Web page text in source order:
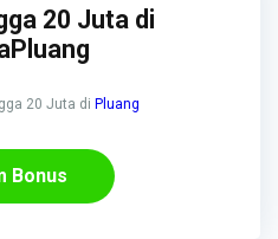
20 Juta di
20 Juta di Pluang
Bonus